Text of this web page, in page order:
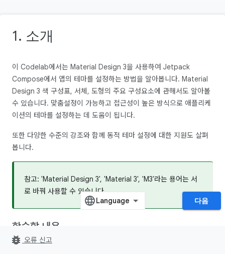
1. 소개
이 Codelab에서는 Material Design 3을 사용하여 Jetpack
Compose에서 앱의 테마를 설정하는 방법을 알아봅니다. Material
Design 3 색 구성표, 서체, 도형의 주요 구성요소에 관해서도 알아볼
수 있습니다. 맞춤설정이 가능하고 접근성이 높은 방식으로 애플리케
이션의 테마를 설정하는 데 도움이 됩니다.
또한 다양한 수준의 강조와 함께 동적 테마 설정에 대한 지원도 살펴
봅니다.
참고: 'Material Design 3', 'Material 3', 'M3'라는 용어는 서
로 바꿔 사용할 수 있습니다.
학습할 내용
이 Codelab에서는 다음에 관해 알아봅니다.
다음
bug_report 오류 신고